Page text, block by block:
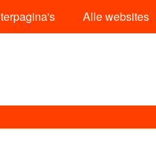
Alle websites